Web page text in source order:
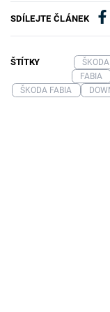
SDÍLEJTE ČLÁNEK
ŠTÍTKY
FABIA
ŠKODA FABIA